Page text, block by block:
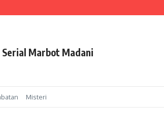
Serial Marbot Madani
Misteri